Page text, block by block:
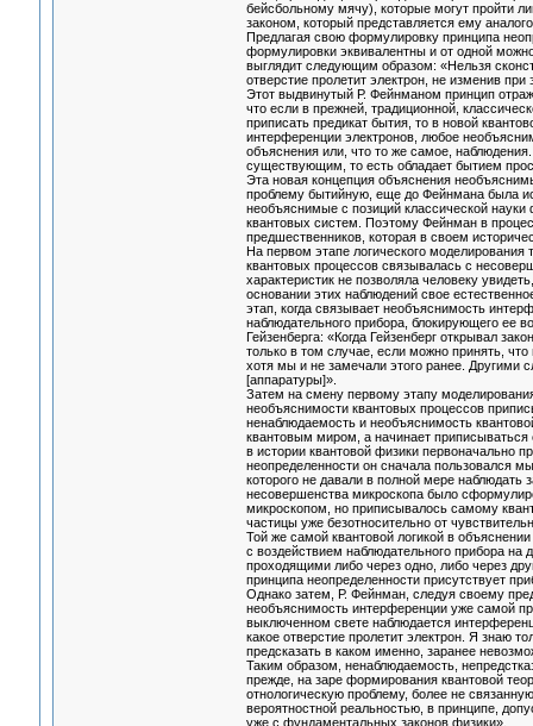
бейсбольному мячу), которые могут пройти
законом, который представляется ему
Предлагая свою формулировку принципа
формулировки эквивалентны и от одной
выглядит следующим образом: «Нельзя
отверстие пролетит электрон, не изменив
Этот выдвинутый Р. Фейнманом принцип
что если в прежней, традиционной,
приписать предикат бытия, то в новой
интерференции электронов, любое
объяснения или, что то же самое,
существующим, то есть обладает бытием
Эта новая концепция объяснения
проблему бытийную, еще до Фейнмана была
необъяснимые с позиций классической
квантовых систем. Поэтому Фейнман в
предшественников, которая в своем
На первом этапе логического
квантовых процессов связывалась с
характеристик не позволяла человеку
основании этих наблюдений свое
этап, когда связывает необъяснимость
наблюдательного прибора, блокирующего ее
Гейзенберга: «Когда Гейзенберг открывал
только в том случае, если можно принять,
хотя мы и не замечали этого ранее. Другими
[аппаратуры]».
Затем на смену первому этапу
необъяснимости квантовых процессов
ненаблюдаемость и необъяснимость
квантовым миром, а начинает
в истории квантовой физики первоначально
неопределенности он сначала пользовался
которого не давали в полной мере
несовершенства микроскопа было
микроскопом, но приписывалось самому
частицы уже безотносительно от
Той же самой квантовой логикой в
с воздействием наблюдательного прибора на
проходящими либо через одно, либо через
принципа неопределенности присутствует
Однако затем, Р. Фейнман, следуя своему
необъяснимость интерференции уже самой
выключенном свете наблюдается
какое отверстие пролетит электрон. Я знаю
предсказать в каком именно, заранее
Таким образом, ненаблюдаемость,
прежде, на заре формирования квантовой
отнологическую проблему, более не
вероятностной реальностью, в принципе,
уже с фундаментальных законов физики».